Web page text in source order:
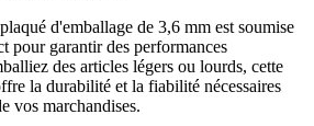
d'emballage de 3,6 mm est soumise
pour garantir des performances
des articles légers ou lourds, cette
la durabilité et la fiabilité nécessaires
vos marchandises.